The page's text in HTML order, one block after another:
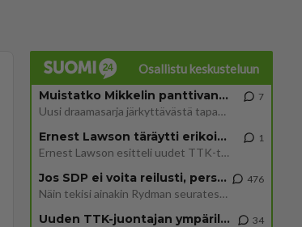
Osallistu keskusteluun
Muistatko Mikkelin panttivankidraaman?
Uusi draamasarja järkyttävästä tapauksesta on tulossa. Tositapahtumiin perustuva sarja ammentaa vuoden 1986 Mikkelin pan
7
Ernest Lawson täräytti erikoisen heiton TTK-lehdistötilaisuudessa: " Onko tässä tarkoituksena...?"
Ernest Lawson esitteli uudet TTK-tähtioppilaat ja opettajat torstaina 6.8. lehdistölle. Tulevalla kaudella on yksi hausk
1
Jos SDP ei voita reilusti, persut kumoavat demokratian Suomesta
Näin tekisi ainakin Rydman seuratessaan idolinsa Trumpin mallia https://www.is.fi/politiikka/art-2000012187244.html
476
Uuden TTK-juontajan ympärillä epätietoisuus sakenee - Nyt MTV hämmentää soppaa 34